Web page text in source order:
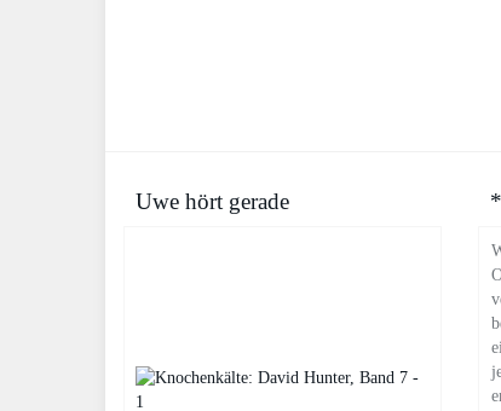
Uwe hört gerade